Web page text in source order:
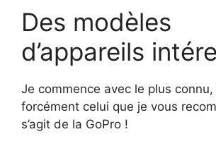
Des modèles
d’appareils
Je commence avec le plus
forcément celui que je vous
s’agit de la GoPro !